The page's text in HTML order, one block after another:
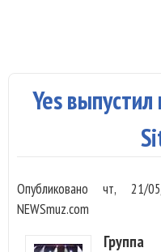
Yes
Опубликованочт, 21/
NEWSmuz.com